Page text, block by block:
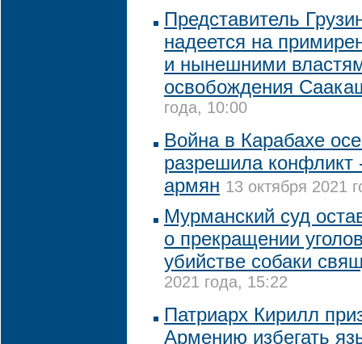
Представитель
надеется на
и нынешними
освобождения
года, 10:00
Война в Карабахе
разрешила конфликт
армян 13 октября 2021
Мурманский суд
о прекращении
убийстве собаки
2021 года, 15:22
Патриарх Кирилл
Армению избегать